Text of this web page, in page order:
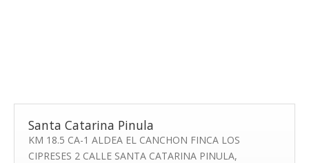
Santa Catarina Pinula
KM 18.5 CA-1 ALDEA EL CANCHON FINCA LOS
CIPRESES 2 CALLE SANTA CATARINA PINULA,